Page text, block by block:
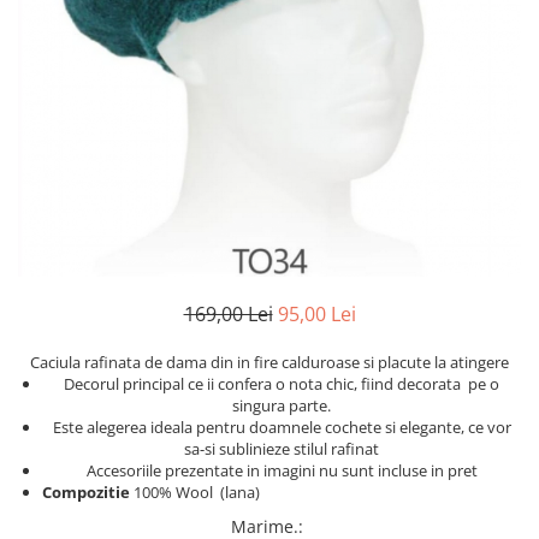
Cadouri barbati
Seturi cadou barbati
Cadouri copii 1 an
Cadouri craciun copii
Colectia Disney
Sticlă pentru apa Personalizată
Sepci personalizate
Seturi cadou pentru copii KID's Collection
Etichete scolare
Sepci personalizate
169,00 Lei 95,00 Lei
Caciula rafinata de dama din in fire calduroase si placute la atingere
Decorul principal ce ii confera o nota chic, fiind decorata pe o
singura parte.
Este alegerea ideala pentru doamnele cochete si elegante, ce vor
sa-si sublinieze stilul rafinat
Accesoriile prezentate in imagini nu sunt incluse in pret
Compozitie 100% Wool (lana)
Marime.: